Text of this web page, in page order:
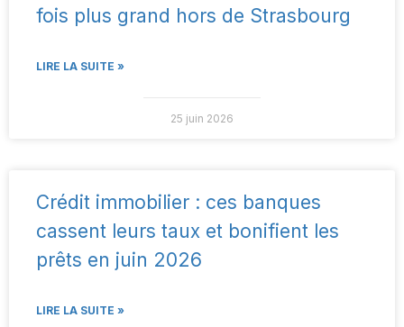
fois plus grand hors de Strasbourg
LIRE LA SUITE »
25 juin 2026
Crédit immobilier : ces banques
cassent leurs taux et bonifient les
prêts en juin 2026
LIRE LA SUITE »